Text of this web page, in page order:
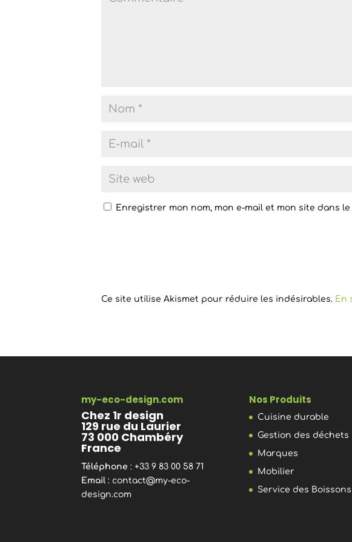
Enregistrer mon nom, mon e-mail et mon site dans
Ce site utilise Akismet pour réduire les indésirables. En
my-eco-design.com
Chez 1r design
129 rue du Laurier
73 000 Chambéry
France
Téléphone : +33 9 83 00 58 71
Email : contact@my-eco-
design.com
Nos Produits
Cuisine durable
Gestion des déchets
Marques
Mobilier
Service des Boissons